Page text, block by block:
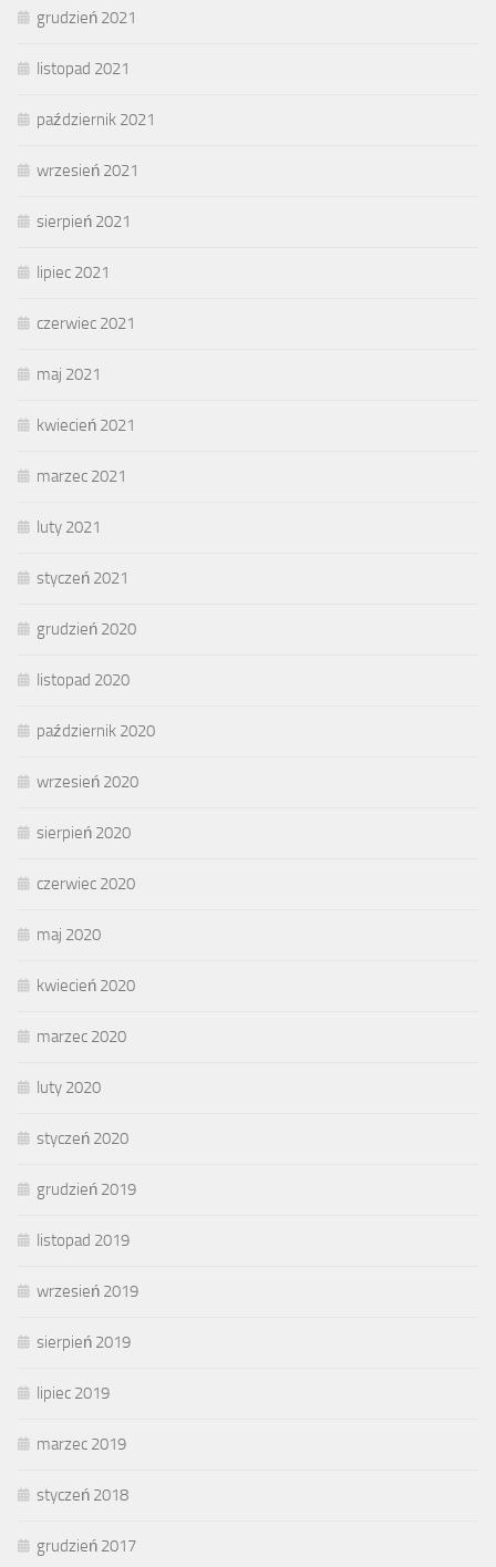
grudzień 2021
listopad 2021
październik 2021
wrzesień 2021
sierpień 2021
lipiec 2021
czerwiec 2021
maj 2021
kwiecień 2021
marzec 2021
luty 2021
styczeń 2021
grudzień 2020
listopad 2020
październik 2020
wrzesień 2020
sierpień 2020
czerwiec 2020
maj 2020
kwiecień 2020
marzec 2020
luty 2020
styczeń 2020
grudzień 2019
listopad 2019
wrzesień 2019
sierpień 2019
lipiec 2019
marzec 2019
styczeń 2018
grudzień 2017